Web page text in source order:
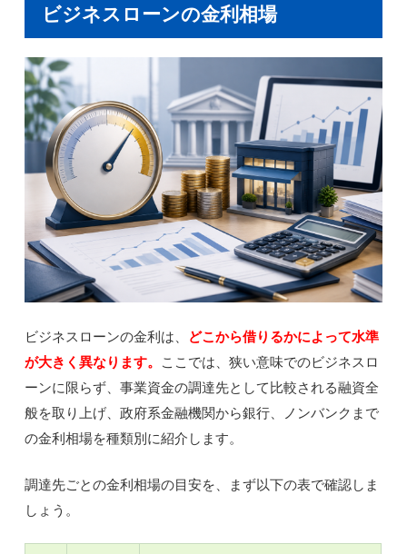
ビジネスローンの金利相場
ビジネスローンの金利は、 どこから借りるかによって水準
が大きく異なります。 ここでは、狭い意味でのビジネスロ
ーンに限らず、事業資金の調達先として比較される融資全
般を取り上げ、政府系金融機関から銀行、ノンバンクまで
の金利相場を種類別に紹介します。
調達先ごとの金利相場の目安を、まず以下の表で確認しま
しょう。